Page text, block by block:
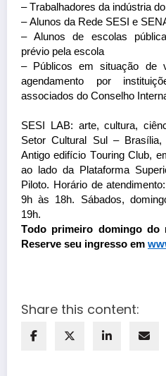
– Trabalhadores da indústria
– Alunos da Rede SESI e
– Alunos de escolas
prévio pela escola
– Públicos em situação de
agendamento por
associados do Conselho
SESI LAB: arte, cultura,
Setor Cultural Sul –
Antigo edifício Touring Club,
ao lado da Plataforma
Piloto. Horário de
9h às 18h. Sábados,
19h.
Todo primeiro domingo do
Reserve seu ingresso em
Share this content: